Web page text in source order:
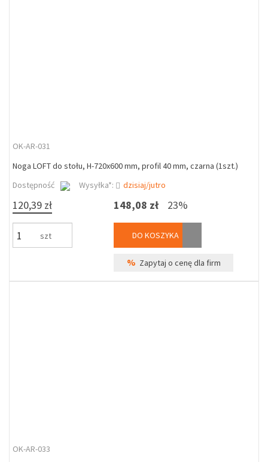
OK-AR-031
Noga LOFT do stołu, H-720x600 mm, profil 40 mm, czarna (1szt.)
Dostępność
Wysyłka*: dzisiaj/jutro
120,39 zł
szt
148,08 zł 23%
DO KOSZYKA
% Zapytaj o cenę dla firm
OK-AR-033